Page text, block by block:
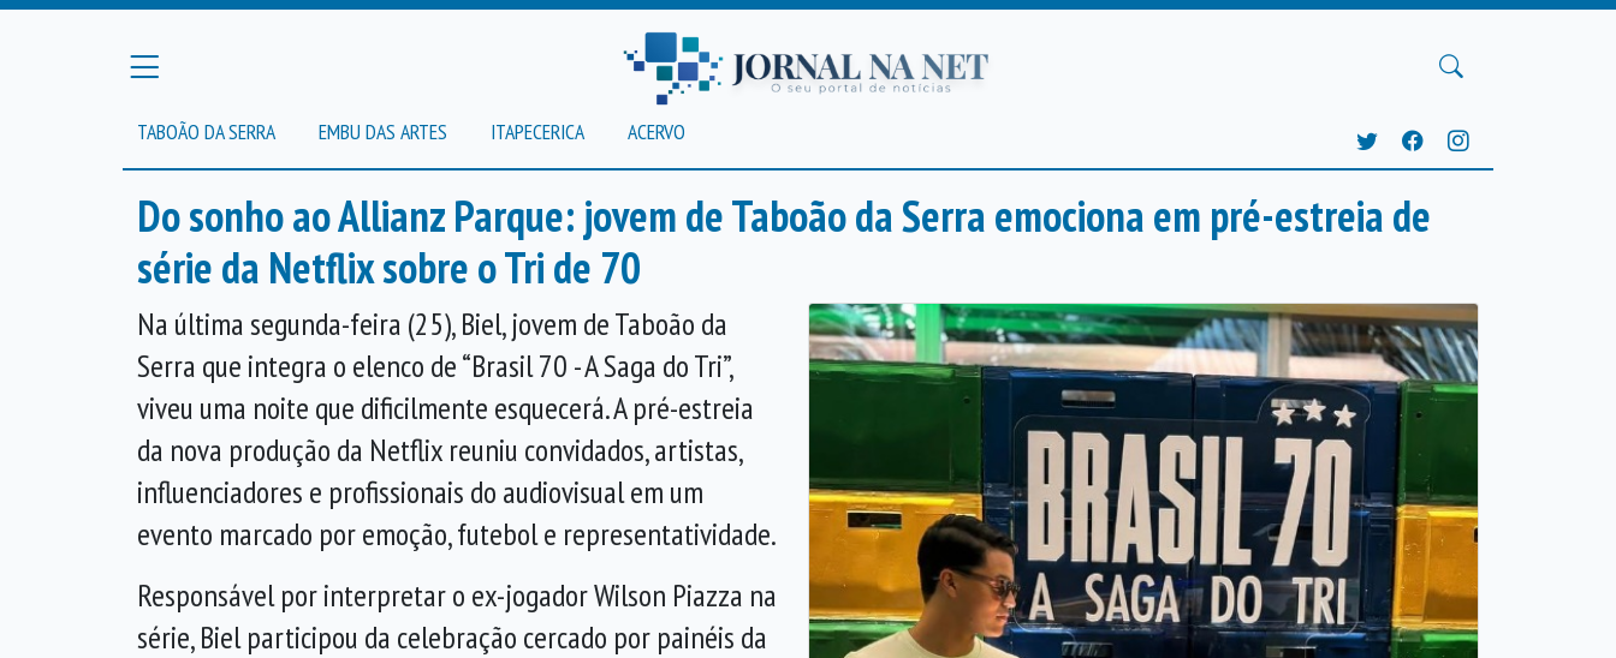
TABOÃO DA SERRA EMBU DAS ARTES ITAPECERICA ACERVO
Do sonho ao Allianz Parque: jovem de Taboão da Serra emociona em pré-estreia de
série da Netflix sobre o Tri de 70
Na última segunda-feira (25), Biel, jovem de Taboão da
Serra que integra o elenco de “Brasil 70 - A Saga do Tri”,
viveu uma noite que dificilmente esquecerá. A pré-estreia
da nova produção da Netflix reuniu convidados, artistas,
influenciadores e profissionais do audiovisual em um
evento marcado por emoção, futebol e representatividade.
Responsável por interpretar o ex-jogador Wilson Piazza na
série, Biel participou da celebração cercado por painéis da